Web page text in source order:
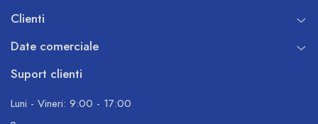
Clienti
Date comerciale
Suport clienti
Luni - Vineri: 9:00 - 17:00